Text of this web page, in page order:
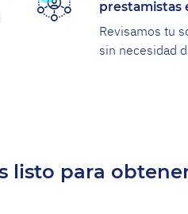
prestamistas
Revisamos tu
sin necesidad
listo para